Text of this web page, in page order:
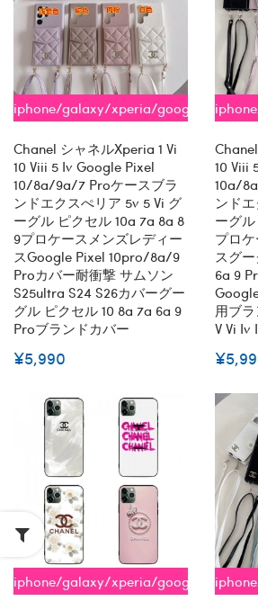
iphone/galaxy/xperia/google
Chanel シャネルxperia 1 Vi
10 Viii 5 Iv Google Pixel
10/8a/9a/7 Proケースブラ
ンドエクスぺリア 5v 5 Vi グ
ーグル ピクセル 10a 7a 8a 8
9プロケースメンズレディー
スGoogle Pixel 10pro/8a/9
Proカバー耐衝撃 サムソン
S25ultra S24 S26カバーグー
グル ピクセル 10 8a 7a 6a 9
Proブランドカバー
¥5,990
10 Viii
10a/
ンド
ーグ
プロ
スグ
6a 9
用ブ
V Vi Iv
iphone/galaxy/xperia/google/aquos